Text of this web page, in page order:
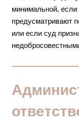
минимальной,
предусматривают
или если суд